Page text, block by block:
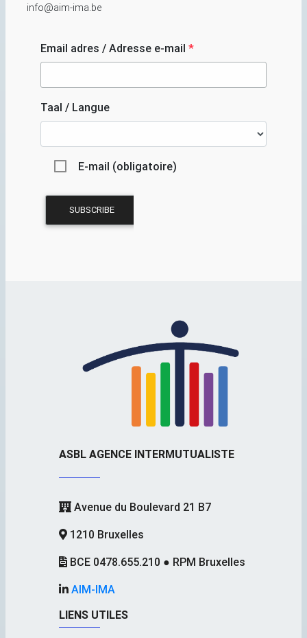
info@aim-ima.be
Email adres / Adresse e-mail *
Taal / Langue
E-mail (obligatoire)
ASBL AGENCE INTERMUTUALISTE
Avenue du Boulevard 21 B7
1210 Bruxelles
BCE 0478.655.210 ● RPM Bruxelles
AIM-IMA
LIENS UTILES